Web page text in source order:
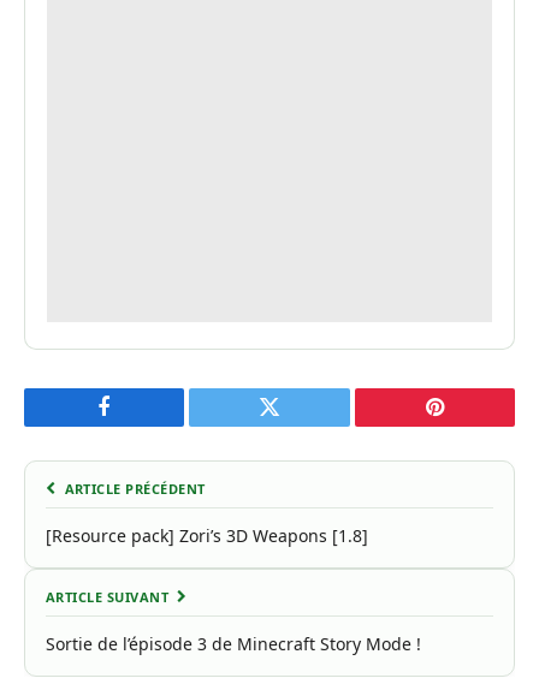
Facebook Twitter Pinterest
ARTICLE PRÉCÉDENT
[Resource pack] Zori’s 3D Weapons [1.8]
ARTICLE SUIVANT
Sortie de l’épisode 3 de Minecraft Story Mode !